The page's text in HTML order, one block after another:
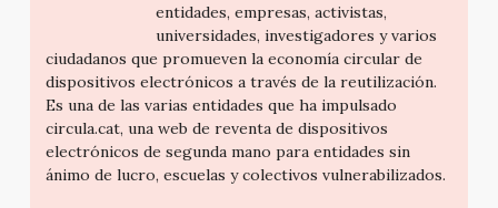
entidades, empresas, activistas,
universidades, investigadores y varios
ciudadanos que promueven la economía circular de
dispositivos electrónicos a través de la reutilización.
Es una de las varias entidades que ha impulsado
circula.cat, una web de reventa de dispositivos
electrónicos de segunda mano para entidades sin
ánimo de lucro, escuelas y colectivos vulnerabilizados.